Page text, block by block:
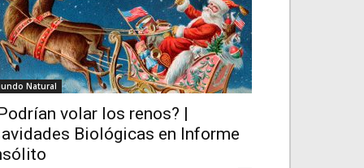
Natural
volar los renos? |
Biológicas en Informe